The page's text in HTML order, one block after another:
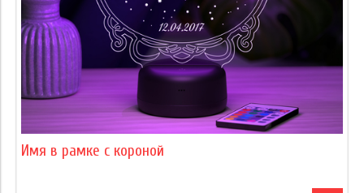
Имя в рамке с короной